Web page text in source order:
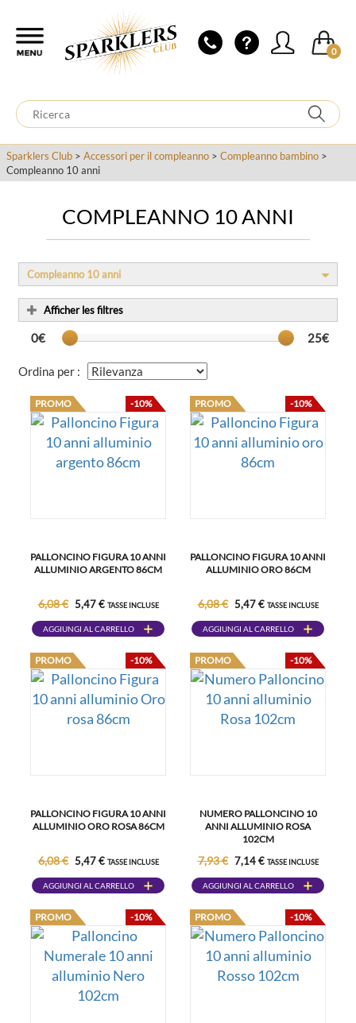
0
Sparklers Club > Accessori per il compleanno > Compleanno bambino >
Compleanno 10 anni
COMPLEANNO 10 ANNI
0€ 25€
Afficher les filtres
Compleanno 10 anni
Ordina per :
PROMO -10%
PALLONCINO FIGURA 10 ANNI
ALLUMINIO ARGENTO 86CM
6,08 € 5,47 € TASSE INCLUSE
AGGIUNGI AL CARRELLO
PROMO -10%
PALLONCINO FIGURA 10 ANNI
ALLUMINIO ORO 86CM
6,08 € 5,47 € TASSE INCLUSE
AGGIUNGI AL CARRELLO
PROMO -10%
PALLONCINO FIGURA 10 ANNI
ALLUMINIO ORO ROSA 86CM
6,08 € 5,47 € TASSE INCLUSE
AGGIUNGI AL CARRELLO
PROMO -10%
NUMERO PALLONCINO 10
ANNI ALLUMINIO ROSA
102CM
7,93 € 7,14 € TASSE INCLUSE
AGGIUNGI AL CARRELLO
PROMO -10% PROMO -10%